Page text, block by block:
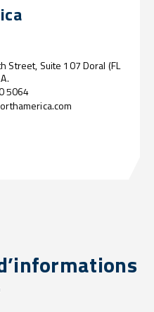
Street, Suite 107 Doral (FL
5064